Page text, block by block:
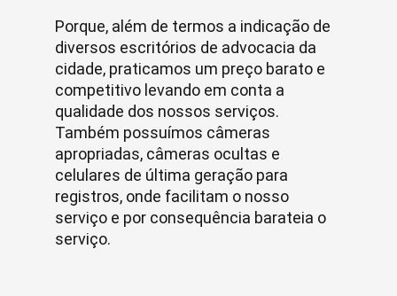
Porque, além de termos a indicação de
diversos escritórios de advocacia da
cidade, praticamos um preço barato e
competitivo levando em conta a
qualidade dos nossos serviços.
Também possuímos câmeras
apropriadas, câmeras ocultas e
celulares de última geração para
registros, onde facilitam o nosso
serviço e por consequência barateia o
serviço.